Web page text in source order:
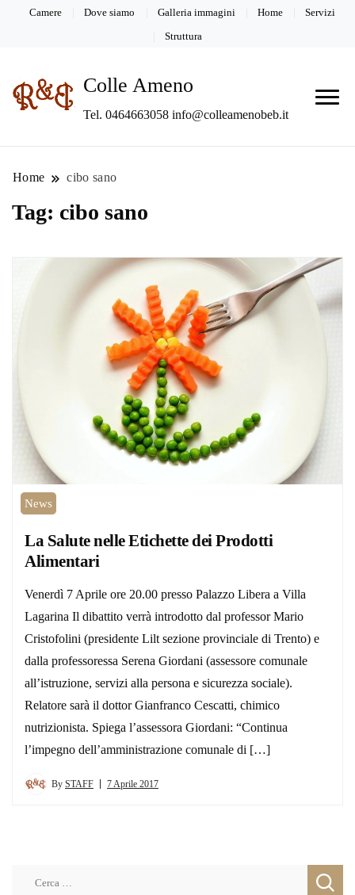
Camere Dove siamo Galleria immagini Home Servizi
Struttura
Colle Ameno
Tel. 0464663058 info@colleamenobeb.it
Home cibo sano
Tag: cibo sano
News
La Salute nelle Etichette dei Prodotti
Alimentari
Venerdì 7 Aprile ore 20.00 presso Palazzo Libera a Villa
Lagarina Il dibattito verrà introdotto dal professor Mario
Cristofolini (presidente Lilt sezione provinciale di Trento) e
dalla professoressa Serena Giordani (assessore comunale
all’istruzione, servizi alla persona e sicurezza sociale).
Relatore sarà il dottor Gianfranco Cescatti, chimico
nutrizionista. Spiega l’assessora Giordani: “Continua
l’impegno dell’amministrazione comunale di […]
By STAFF 7 Aprile 2017